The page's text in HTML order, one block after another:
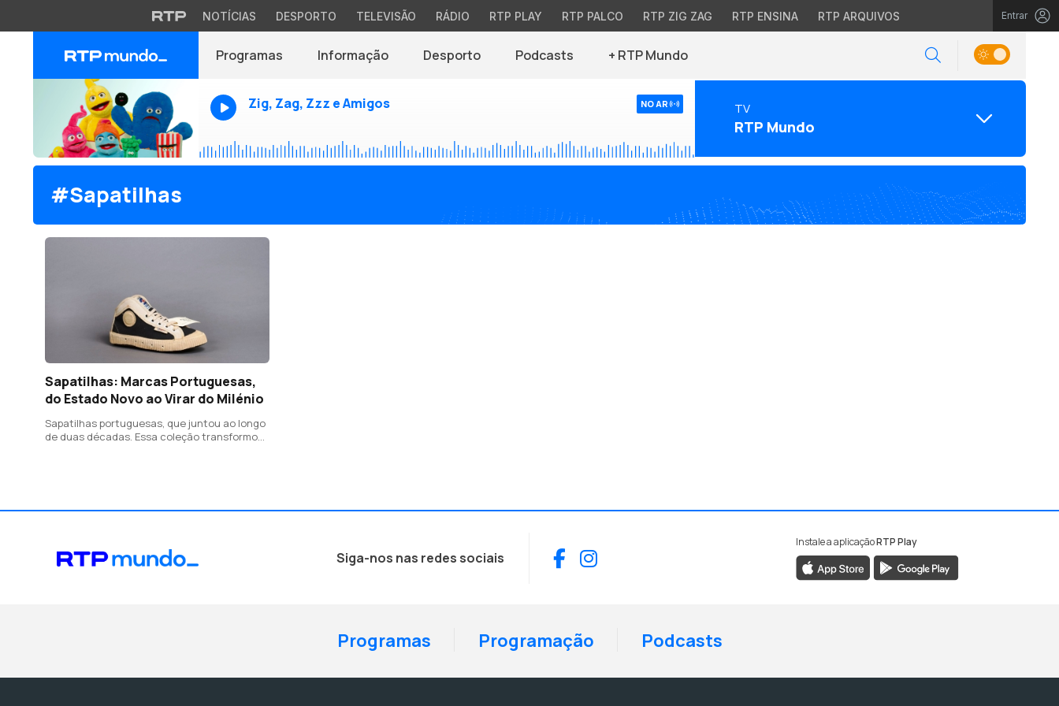
NOTÍCIAS DESPORTO TELEVISÃO RÁDIO RTP PLAY RTP PALCO RTP ZIG ZAG RTP ENSINA RTP ARQUIVOS Entrar
Programas Informação Desporto Podcasts + RTP Mundo
Zig, Zag, Zzz e Amigos NO AR TV
RTP Mundo
#Sapatilhas
Sapatilhas: Marcas Portuguesas,
do Estado Novo ao Virar do Milénio
Sapatilhas portuguesas, que juntou ao longo
de duas décadas. Essa coleção transformou-
Siga-nos nas redes sociais Facebook
Instagram
Instale a aplicaçãoRTP Play
Programas Programação Podcasts